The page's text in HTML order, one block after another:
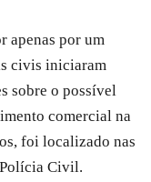
apenas por um
civis iniciaram
sobre o possível
comercial na
foi localizado nas
Civil.